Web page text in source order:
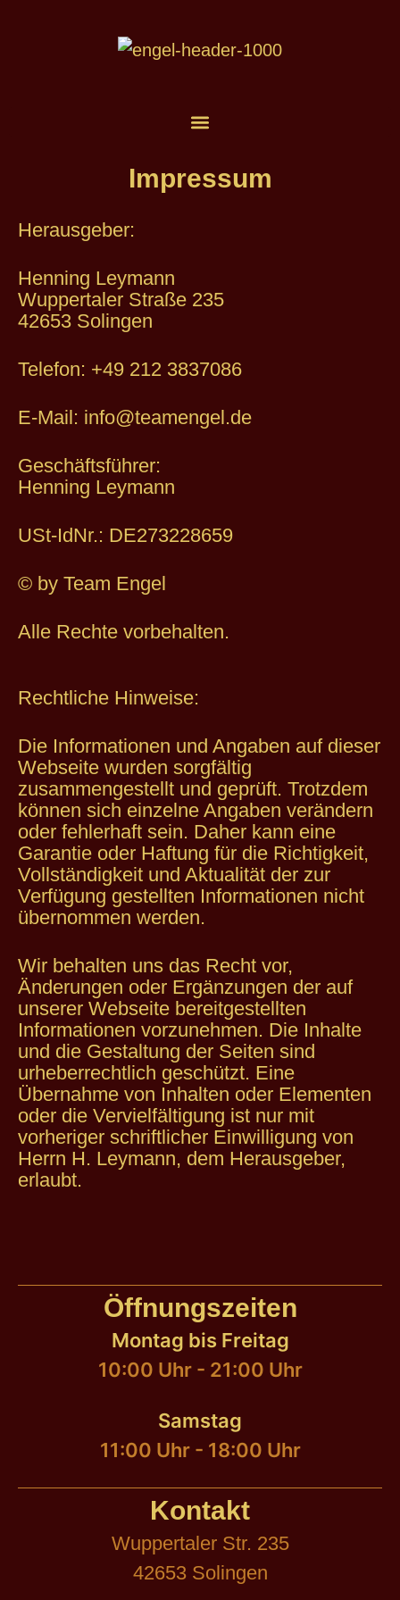
Impressum
Herausgeber:
Henning Leymann
Wuppertaler Straße 235
42653 Solingen
Telefon: +49 212 3837086
E-Mail: info@teamengel.de
Geschäftsführer:
Henning Leymann
USt-IdNr.: DE273228659
© by Team Engel
Alle Rechte vorbehalten.
Rechtliche Hinweise:
Die Informationen und Angaben auf dieser
Webseite wurden sorgfältig
zusammengestellt und geprüft. Trotzdem
können sich einzelne Angaben verändern
oder fehlerhaft sein. Daher kann eine
Garantie oder Haftung für die Richtigkeit,
Vollständigkeit und Aktualität der zur
Verfügung gestellten Informationen nicht
übernommen werden.
Wir behalten uns das Recht vor,
Änderungen oder Ergänzungen der auf
unserer Webseite bereitgestellten
Informationen vorzunehmen. Die Inhalte
und die Gestaltung der Seiten sind
urheberrechtlich geschützt. Eine
Übernahme von Inhalten oder Elementen
oder die Vervielfältigung ist nur mit
vorheriger schriftlicher Einwilligung von
Herrn H. Leymann, dem Herausgeber,
erlaubt.
Öffnungszeiten
Montag bis Freitag
10:00 Uhr - 21:00 Uhr
Samstag
11:00 Uhr - 18:00 Uhr
Kontakt
Wuppertaler Str. 235
42653 Solingen